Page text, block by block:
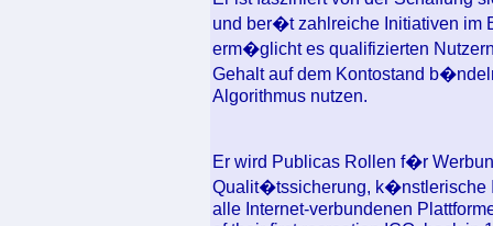
und ber�t zahlreiche Initiativen im
erm�glicht es qualifizierten
Gehalt auf dem Kontostand
Algorithmus nutzen.
Er wird Publicas Rollen f�r
Qualit�tssicherung, k�nstlerische
alle Internet-verbundenen